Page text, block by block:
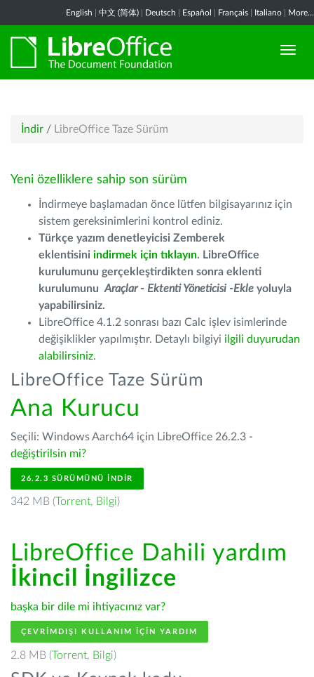
English 中文 (简体) Deutsch Español Français Italiano More...
İndir / LibreOffice Taze Sürüm
Yeni özelliklere sahip son sürüm
İndirmeye başlamadan önce lütfen bilgisayarınız için
sistem gereksinimlerini kontrol ediniz.
Türkçe yazım denetleyicisi Zemberek
eklentisini indirmek için tıklayın. LibreOffice
kurulumunu gerçekleştirdikten sonra eklenti
kurulumunu Araçlar - Ektenti Yöneticisi -Ekle yoluyla
yapabilirsiniz.
LibreOffice 4.1.2 sonrası bazı Calc işlev isimlerinde
değişiklikler yapılmıştır. Detaylı bilgiyi ilgili duyurudan
alabilirsiniz.
LibreOffice Taze Sürüm
Ana Kurucu
Seçili: Windows Aarch64 için LibreOffice 26.2.3 -
değiştirilsin mi?
26.2.3 SÜRÜMÜNÜ İNDIR
342 MB (Torrent, Bilgi)
LibreOffice Dahili yardım
İkincil İngilizce
başka bir dile mi ihtiyacınız var?
ÇEVRIMDIŞI KULLANIM IÇIN YARDIM
2.8 MB (Torrent, Bilgi)